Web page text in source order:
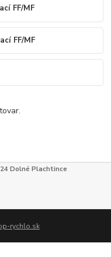
FF/MF
FF/MF
Dolné Plachtince
rychlo.sk